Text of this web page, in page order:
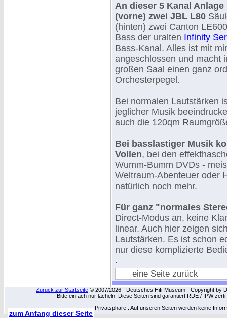
An dieser 5 Kanal
(vorne) zwei JBL L80
(hinten) zwei Canton
Bass der uralten Infinity
Bass-Kanal. Alles ist mit
angeschlossen und macht
großen Saal einen ganz
Orchesterpegel.
Bei normalen Lautstärken
jeglicher Musik
auch die 120qm
Bei basslastiger Musik
Vollen, bei den
Wumm-Bumm DVDs -
Weltraum-Abenteuer oder
natürlich noch mehr.
Für ganz "normales
Direct-Modus an, keine
linear. Auch hier zeigen
Lautstärken. Es ist schon
nur diese komplizierte
.
eine Seite zurück
Zurück zur Startseite © 2007/2026 - Deutsches Hifi-Museum - Copyright by
Bitte einfach nur lächeln: Diese Seiten sind garantiert RDE / IPW
Privatsphäre : Auf unseren Seiten werden keine
zum Anfang dieser Seite